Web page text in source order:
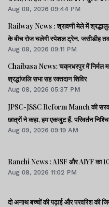
Aug 08, 2026 09:44 PM
Railway News : श्रावणी मेले में
के बीच रोज चलेगी स्पेशल ट्रेन, जसीडीह
Aug 08, 2026 09:11 PM
Chaibasa News: चक्रधरपुर में निर्मल महतो के शहादत दिवस पर
श्रद्धांजलि सभा सह रक्तदान शिविर
Aug 08, 2026 05:37 PM
JPSC-JSSC Reform Manch की
छात्रों ने कहा, हम एकजुट हैं, परिवर्तन
Aug 09, 2026 09:19 AM
Ranchi News : AISF और AIYF का
Aug 08, 2026 11:02 PM
दो अनाथ बच्चों की पढ़ाई और परवरिश की